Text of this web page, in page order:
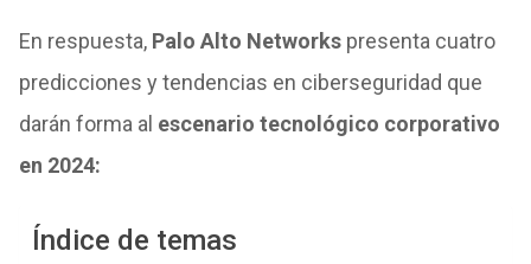
En respuesta, Palo Alto Networks presenta cuatro
predicciones y tendencias en ciberseguridad que
darán forma al escenario tecnológico corporativo
en 2024:
Índice de temas